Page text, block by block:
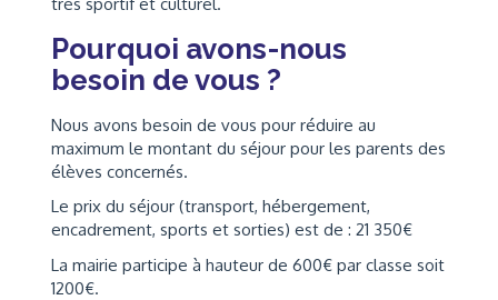
Pourquoi avons-nous
besoin de vous ?
Nous avons besoin de vous pour réduire au
maximum le montant du séjour pour les parents des
élèves concernés.
Le prix du séjour (transport, hébergement,
encadrement, sports et sorties) est de : 21 350€
La mairie participe à hauteur de 600€ par classe soit
1200€.